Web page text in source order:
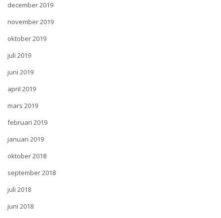
december 2019
november 2019
oktober 2019
juli 2019
juni 2019
april 2019
mars 2019
februari 2019
januari 2019
oktober 2018
september 2018
juli 2018
juni 2018